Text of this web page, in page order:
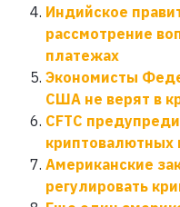
Индийское
рассмотрение
платежах
Экономисты
США не верят в
CFTC
криптовалютных
Американские
регулировать